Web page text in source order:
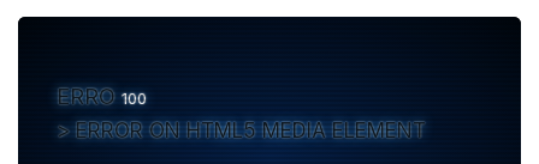
sublinha.
Em Portugal, a equipa do ACNUR está a mobilizar
apoio para ajudar as comunidades afetadas com
ERRO 100
ERROR ON HTML5 MEDIA ELEMENT